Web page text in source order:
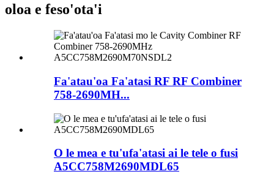
oloa e feso'ota'i
Fa'atau'oa Fa'atasi RF RF Combiner
758-2690MH...
O le mea e tu'ufa'atasi ai le tele o fusi
A5CC758M2690MDL65